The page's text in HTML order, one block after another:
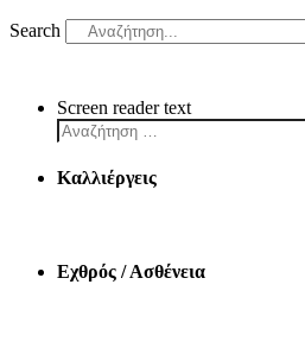
Search
Screen reader text
Καλλιέργεις
Εχθρός / Ασθένεια